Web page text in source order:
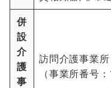
併
設
介
護
事
訪問介護事業
（事業所番号